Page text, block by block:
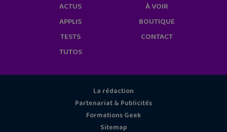
ACTUS
APPLIS
TESTS
TUTOS
À VOIR
BOUTIQUE
CONTACT
La rédaction
Partenariat & Publicités
Formations Geek
Sitemap